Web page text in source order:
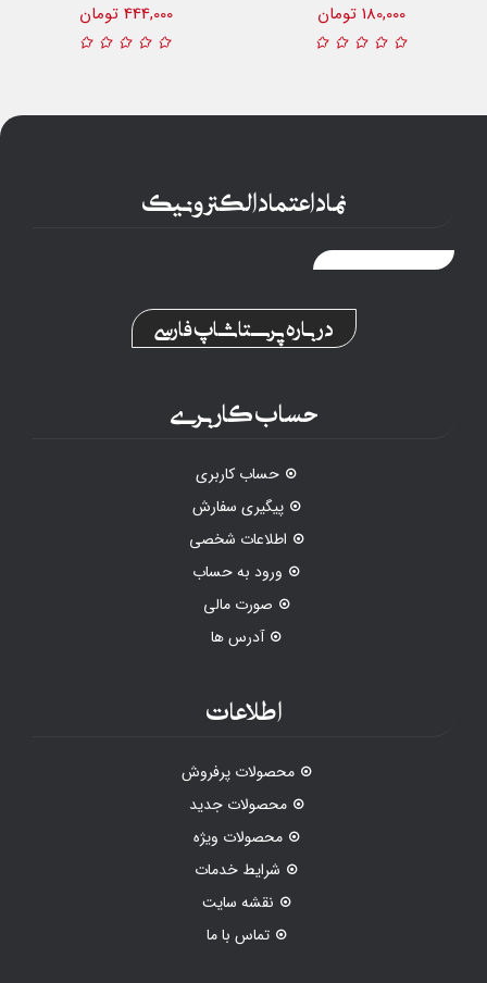
444,000 تومان
180,000 تومان
نماد اعتماد الکترونیک
درباره پرستاشاپ فارسی
حساب کاربری
حساب کاربری
پیگیری سفارش
اطلاعات شخصی
ورود به حساب
صورت مالی
آدرس ها
اطلاعات
محصولات پرفروش
محصولات جدید
محصولات ویژه
شرایط خدمات
نقشه سایت
تماس با ما